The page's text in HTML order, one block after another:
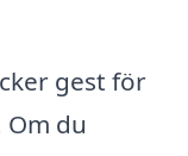
gest för
du